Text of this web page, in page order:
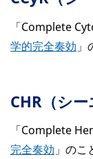
「Complete
学的完全奏効 」
CHR（シー
「Complete
完全奏効 」のこ